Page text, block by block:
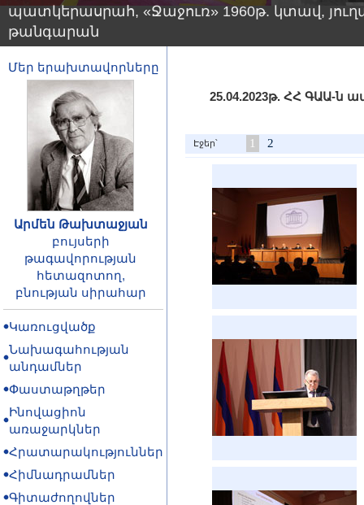
պատկերասրահ, «Ջաջուռ» 1960թ. կտավ,
թանգարան
Մեր երախտավորները
Արմեն Թախտաջյան
բույսերի
թագավորության
հետազոտող,
բնության սիրահար
Կառուցվածք
Նախագահության
անդամներ
Փաստաթղթեր
Ինովացիոն
առաջարկներ
Հրատարակություններ
Հիմնադրամներ
Գիտաժողովներ
25.04.2023թ. ՀՀ
Էջեր՝ 1 2